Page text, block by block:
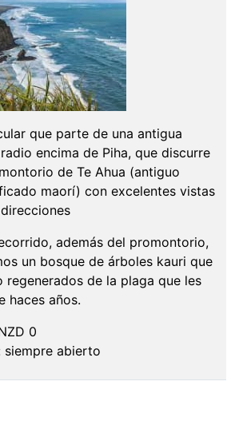
que parte de una antigua
encima de Piha, que discurre
de Te Ahua (antiguo
maorí) con excelentes vistas
además del promontorio,
un bosque de árboles kauri que
regenerados de la plaga que les
haces años.
0
siempre abierto